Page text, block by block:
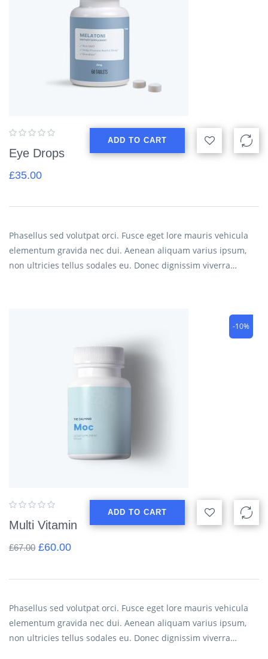
Eye Drops
£35.00
ADD TO CART
Phasellus sed volutpat orci. Fusce eget lore mauris vehicula
elementum gravida nec dui. Aenean aliquam varius ipsum,
non ultricies tellus sodales eu. Donec dignissim viverra…
-10%
Multi Vitamin
£67.00 £60.00
ADD TO CART
Phasellus sed volutpat orci. Fusce eget lore mauris vehicula
elementum gravida nec dui. Aenean aliquam varius ipsum,
non ultricies tellus sodales eu. Donec dignissim viverra…